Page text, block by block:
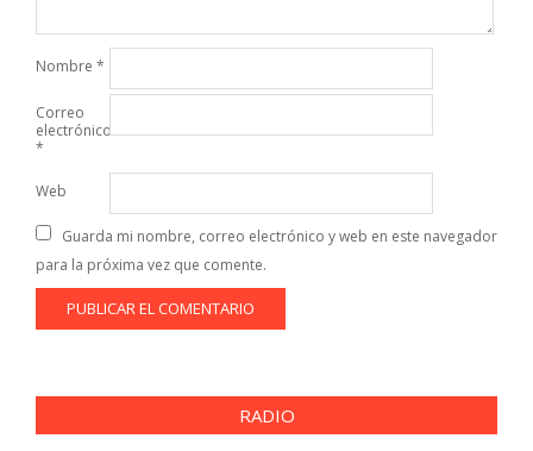
Nombre *
Correo
electrónico
*
Web
Guarda mi nombre, correo electrónico y web en este navegador
para la próxima vez que comente.
RADIO